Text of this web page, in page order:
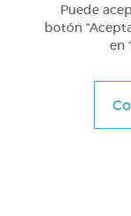
Puede
botón
en